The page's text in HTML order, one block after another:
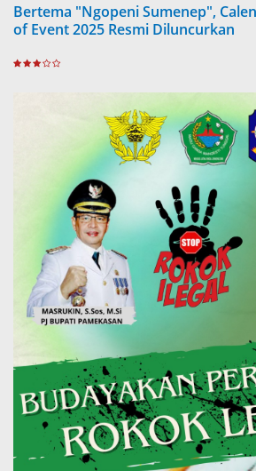
Bertema "Ngopeni Sumenep",
of Event 2025 Resmi Diluncurkan